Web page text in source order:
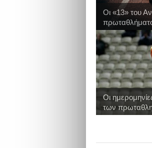
Οι «13» του
Οι
των